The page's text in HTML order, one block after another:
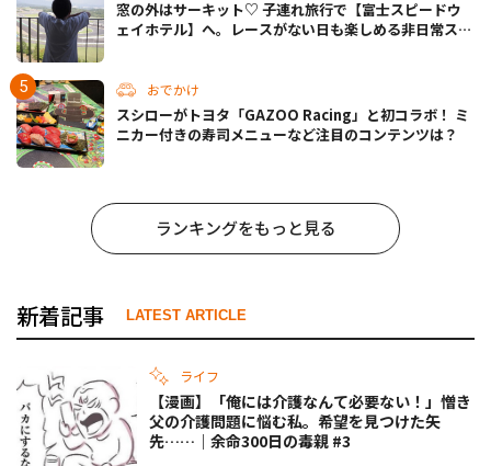
窓の外はサーキット♡ 子連れ旅行で【富士スピードウ
ェイホテル】へ。レースがない日も楽しめる非日常ステ
おでかけ
スシローがトヨタ「GAZOO Racing」と初コラボ！ ミ
ニカー付きの寿司メニューなど注目のコンテンツは？
ランキングをもっと見る
新着記事 LATEST ARTICLE
ライフ
【漫画】「俺には介護なんて必要ない！」憎き
父の介護問題に悩む私。希望を見つけた矢
先……｜余命300日の毒親 #3